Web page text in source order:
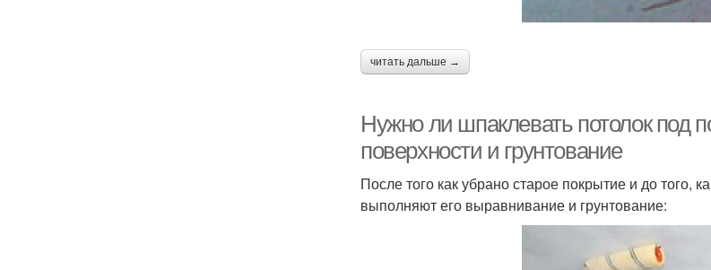
читать дальше →
Нужно ли шпаклевать потолок под
поверхности и грунтование
После того как убрано старое покрытие и до того,
выполняют его выравнивание и грунтование: